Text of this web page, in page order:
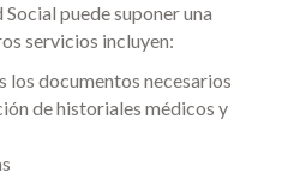
puede suponer una
servicios incluyen:
los documentos necesarios
de historiales médicos y